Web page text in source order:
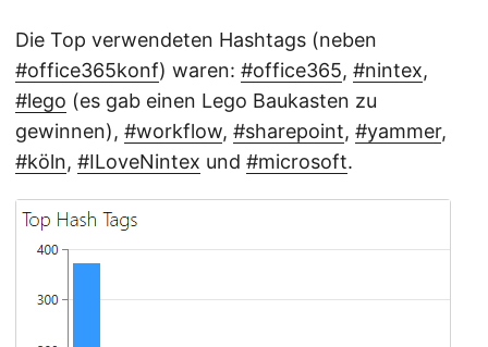
Die Top verwendeten Hashtags (neben
#office365konf) waren: #office365, #nintex,
#lego (es gab einen Lego Baukasten zu
gewinnen), #workflow, #sharepoint, #yammer,
#köln, #ILoveNintex und #microsoft.